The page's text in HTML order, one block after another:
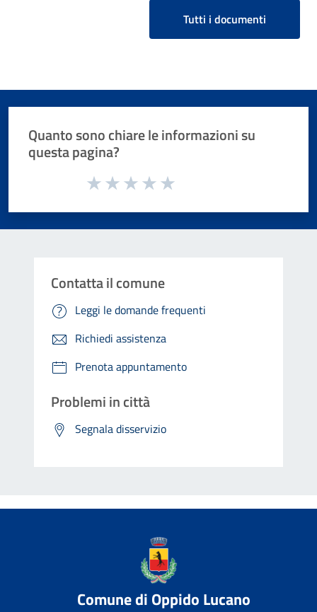
Tutti i documenti
Quanto sono chiare le informazioni su
questa pagina?
Valuta da 1 a 5 stelle la pagina
Contatta il comune
Leggi le domande frequenti
Richiedi assistenza
Prenota appuntamento
Problemi in città
Segnala disservizio
Comune di Oppido Lucano